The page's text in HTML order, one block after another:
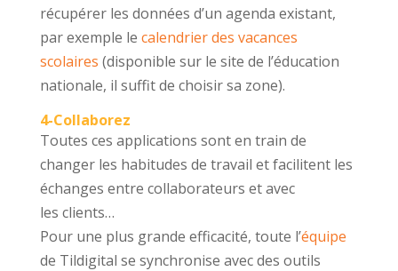
récupérer les données d’un agenda existant,
par exemple le calendrier des vacances
scolaires (disponible sur le site de l’éducation
nationale, il suffit de choisir sa zone).
4-Collaborez
Toutes ces applications sont en train de
changer les habitudes de travail et facilitent les
échanges entre collaborateurs et avec
les clients…
Pour une plus grande efficacité, toute l’équipe
de Tildigital se synchronise avec des outils